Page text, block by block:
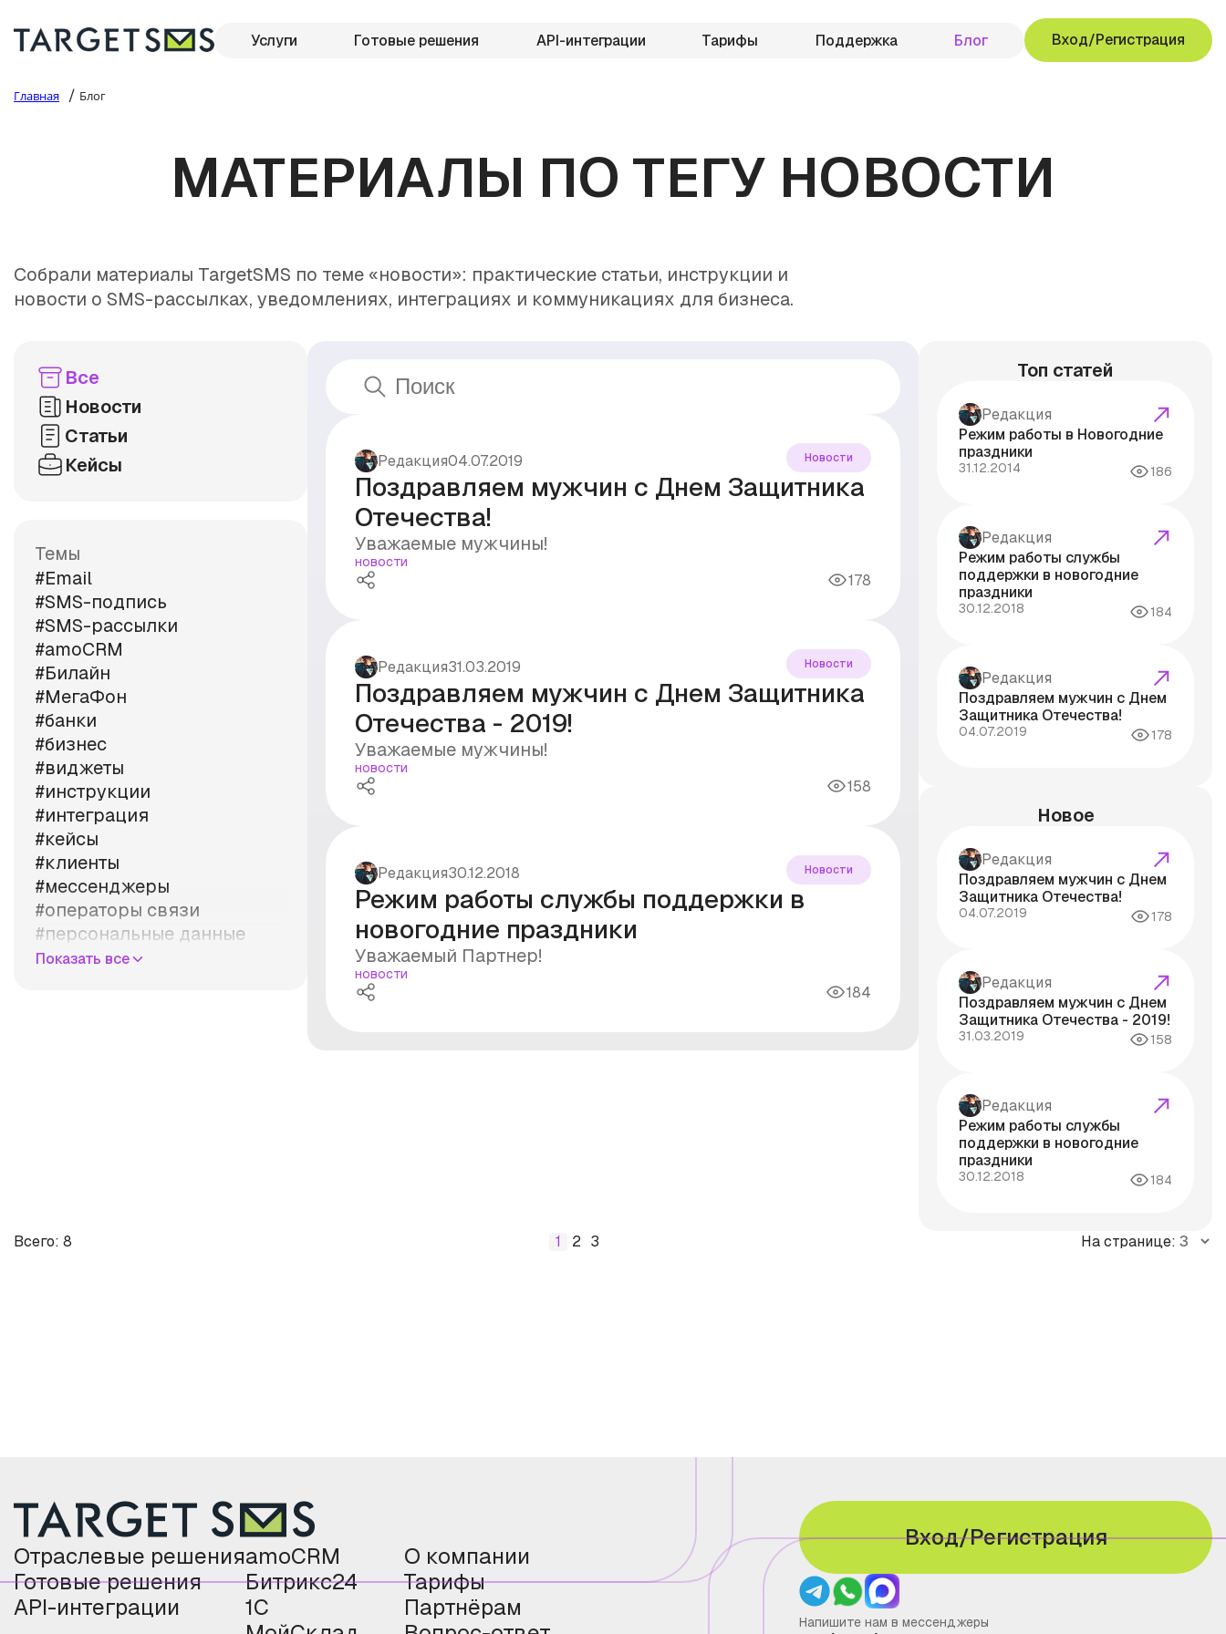
Услуги Готовые решения API-интеграции Тарифы Поддержка Блог Вход/Регистрация
Главная / Блог
МАТЕРИАЛЫ ПО ТЕГУ НОВОСТИ
Собрали материалы TargetSMS по теме «новости»: практические статьи, инструкции и
новости о SMS-рассылках, уведомлениях, интеграциях и коммуникациях для бизнеса.
Все
Новости
Статьи
Кейсы
Темы
#Email
#SMS-подпись
#SMS-рассылки
#amoCRM
#Билайн
#МегаФон
#банки
#бизнес
#виджеты
#инструкции
#интеграция
#кейсы
#клиенты
#мессенджеры
#операторы связи
#персональные данные
#правила
Показать все
Редакция04.07.2019 Новости
Поздравляем мужчин с Днем Защитника
Отечества!
Уважаемые мужчины!
новости
178
Редакция31.03.2019 Новости
Поздравляем мужчин с Днем Защитника
Отечества - 2019!
Уважаемые мужчины!
новости
158
Редакция30.12.2018 Новости
Режим работы службы поддержки в
новогодние праздники
Уважаемый Партнер!
новости
184
Топ статей
Редакция
Режим работы в Новогодние
праздники
31.12.2014 186
Редакция
Режим работы службы
поддержки в новогодние
праздники
30.12.2018 184
Редакция
Поздравляем мужчин с Днем
Защитника Отечества!
04.07.2019 178
Новое
Редакция
Поздравляем мужчин с Днем
Защитника Отечества!
04.07.2019 178
Редакция
Поздравляем мужчин с Днем
Защитника Отечества - 2019!
31.03.2019 158
Редакция
Режим работы службы
поддержки в новогодние
праздники
30.12.2018 184
Всего: 8 1 2 3 На странице:
Отраслевые решения
Готовые решения
API-интеграции
amoCRM
Битрикс24
1С
О компании
Тарифы
Партнёрам
Вход/Регистрация
Напишите нам в мессенджеры